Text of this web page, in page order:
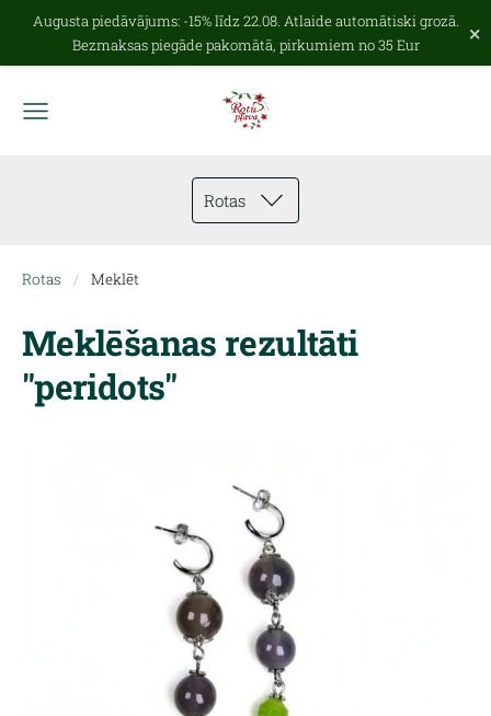
Augusta piedāvājums: -15% līdz 22.08. Atlaide automātiski grozā.
Bezmaksas piegāde pakomātā, pirkumiem no 35 Eur
×
Rotas
Rotas Meklēt
Meklēšanas rezultāti
"peridots"